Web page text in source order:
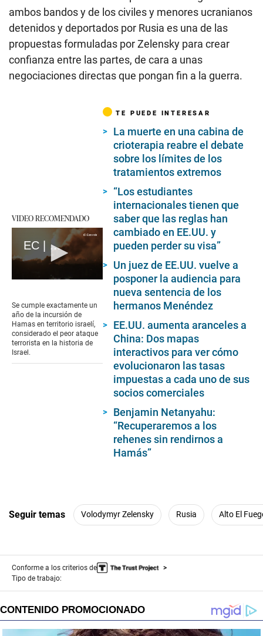
ambos bandos y de los civiles y menores ucranianos
detenidos y deportados por Rusia es una de las
propuestas formuladas por Zelensky para crear
confianza entre las partes, de cara a unas
negociaciones directas que pongan fin a la guerra.
VIDEO RECOMENDADO
EC | Guerra en Gaza: A un año del ataque mortal de Hamás en Israel (loop)
of
17
seconds
Se cumple exactamente un
año de la incursión de
Hamas en territorio israelí,
considerado el peor ataque
terrorista en la historia de
Israel.
TE PUEDE INTERESAR
La muerte en una cabina de
crioterapia reabre el debate
sobre los límites de los
tratamientos extremos
“Los estudiantes
internacionales tienen que
saber que las reglas han
cambiado en EE.UU. y
pueden perder su visa”
Un juez de EE.UU. vuelve a
posponer la audiencia para
nueva sentencia de los
hermanos Menéndez
EE.UU. aumenta aranceles a
China: Dos mapas
interactivos para ver cómo
evolucionaron las tasas
impuestas a cada uno de sus
socios comerciales
Benjamin Netanyahu:
“Recuperaremos a los
rehenes sin rendirnos a
Hamás”
Seguir temas Volodymyr Zelensky Rusia Alto El
Conforme a los criterios de
Tipo de trabajo: